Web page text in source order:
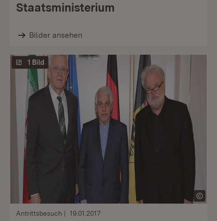
Staatsministerium
Bilder ansehen
1 Bild
Antrittsbesuch 19.01.2017